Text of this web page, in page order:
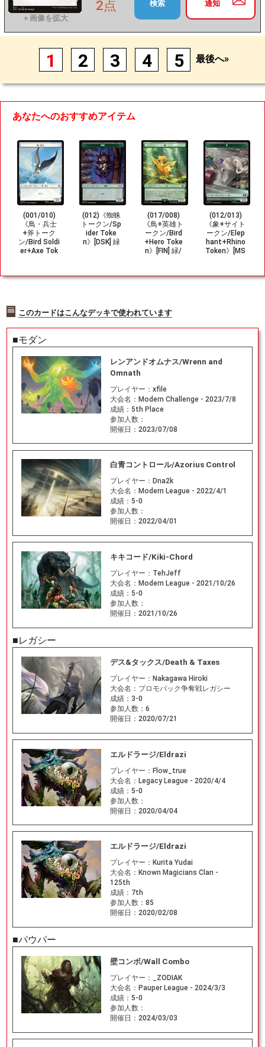
通知
2点 検索
1 2 3 4 5 最後へ»
あなたへのおすすめアイテム
(001/010)
《鳥・兵士
+斧トーク
ン/Bird Soldi
er+Axe Tok
(012)《蜘蛛
トークン/Sp
ider Toke
n》[DSK] 緑
(017/008)
《鳥+英雄ト
ークン/Bird
+Hero Toke
n》[FIN] 緑/
(012/013)
《象+サイト
ークン/Elep
hant+Rhino
Token》[MS
このカードはこんなデッキで使われています
■モダン
レンアンドオムナス/Wrenn and
Omnath
プレイヤー： xfile
大会名： Modern Challenge - 2023/7/8
成績： 5th Place
参加人数：
開催日： 2023/07/08
白青コントロール/Azorius Control
プレイヤー： Dna2k
大会名： Modern League - 2022/4/1
成績： 5-0
参加人数：
開催日： 2022/04/01
キキコード/Kiki-Chord
プレイヤー： TehJeff
大会名： Modern League - 2021/10/26
成績： 5-0
参加人数：
開催日： 2021/10/26
■レガシー
デス&タックス/Death & Taxes
プレイヤー： Nakagawa Hiroki
大会名： プロモパック争奪戦レガシー
成績： 3-0
参加人数： 6
開催日： 2020/07/21
エルドラージ/Eldrazi
プレイヤー： Flow_true
大会名： Legacy League - 2020/4/4
成績： 5-0
参加人数：
開催日： 2020/04/04
エルドラージ/Eldrazi
プレイヤー： Kurita Yudai
大会名： Known Magicians Clan -
125th
成績： 7th
参加人数： 85
開催日： 2020/02/08
■パウパー
壁コンボ/Wall Combo
プレイヤー：
_ZODIAK
大会名： Pauper League - 2024/3/3
成績： 5-0
参加人数：
開催日： 2024/03/03